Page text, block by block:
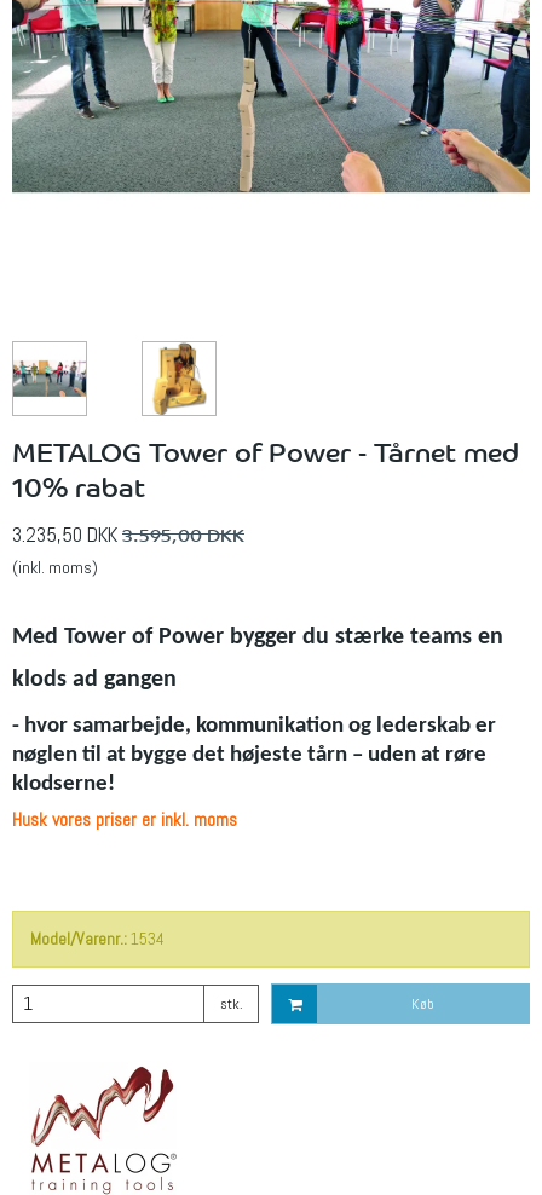
METALOG Tower of Power - Tårnet med
10% rabat
3.235,50 DKK3.595,00 DKK
(inkl. moms)
Med Tower of Power bygger du stærke teams en
klods ad gangen
- hvor samarbejde, kommunikation og lederskab er
nøglen til at bygge det højeste tårn – uden at røre
klodserne!
Husk vores priser er inkl. moms
Model/Varenr.:1534
stk. Køb